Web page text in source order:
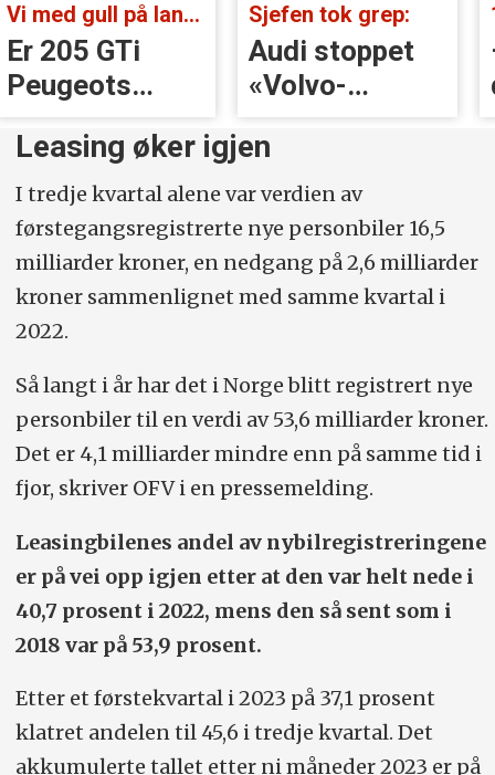
Vi med gull på landsbygda:
Er 205 GTi
Peugeots
beste
øyeblikk?
Sjefen tok grep:
Audi stoppet
«Volvo-
håndtak» rett
før lansering
Leasing øker igjen
I tredje kvartal alene var verdien av
førstegangsregistrerte nye personbiler 16,5
milliarder kroner, en nedgang på 2,6 milliarder
kroner sammenlignet med samme kvartal i
2022.
Så langt i år har det i Norge blitt registrert nye
personbiler til en verdi av 53,6 milliarder kroner.
Det er 4,1 milliarder mindre enn på samme tid i
fjor, skriver OFV i en pressemelding.
Leasingbilenes andel av nybilregistreringene
er på vei opp igjen etter at den var helt nede i
40,7 prosent i 2022, mens den så sent som i
2018 var på 53,9 prosent.
Etter et førstekvartal i 2023 på 37,1 prosent
klatret andelen til 45,6 i tredje kvartal. Det
akkumulerte tallet etter ni måneder 2023 er på